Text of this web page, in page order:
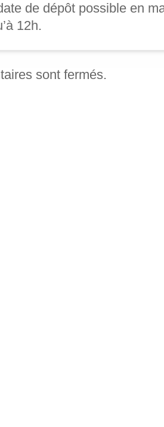
de dépôt possible en
12h.
sont fermés.